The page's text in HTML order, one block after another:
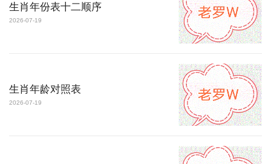
生肖年份表十二顺序
2026-07-19
生肖年龄对照表
2026-07-19